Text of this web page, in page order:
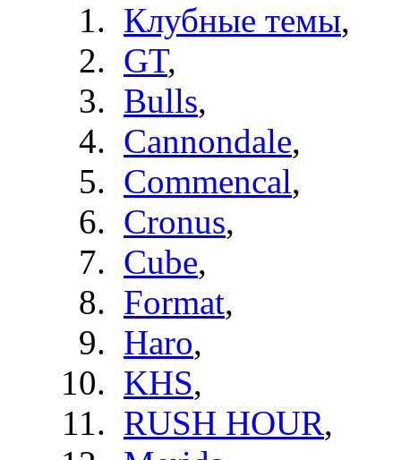
Клубные темы,
GT,
Bulls,
Cannondale,
Commencal,
Cronus,
Cube,
Format,
Haro,
KHS,
RUSH HOUR,